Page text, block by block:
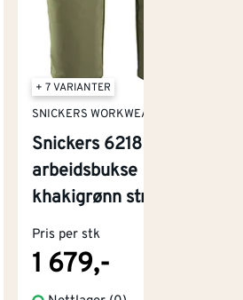
+ 7 VARIANTER
SNICKERS WORKWEAR
Snickers 6218
arbeidsbukse
khakigrønn str 44
Pris per stk
1 679,-